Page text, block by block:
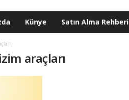
Künye Satın Alma Rehberi
araçları